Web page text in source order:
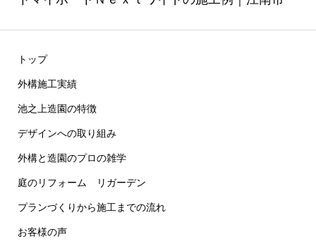
トップ
外構施工実績
池之上造園の特徴
デザインへの取り組み
外構と造園のプロの雑学
庭のリフォーム リガーデン
プランづくりから施工までの流れ
お客様の声